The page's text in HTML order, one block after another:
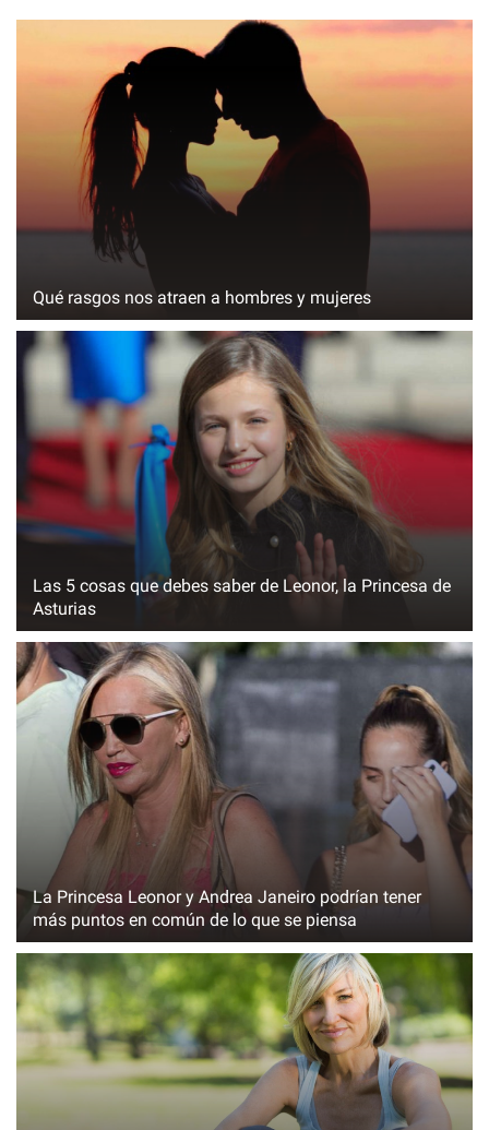
Qué rasgos nos atraen a hombres y mujeres
Las 5 cosas que debes saber de Leonor, la Princesa de
Asturias
La Princesa Leonor y Andrea Janeiro podrían tener
más puntos en común de lo que se piensa